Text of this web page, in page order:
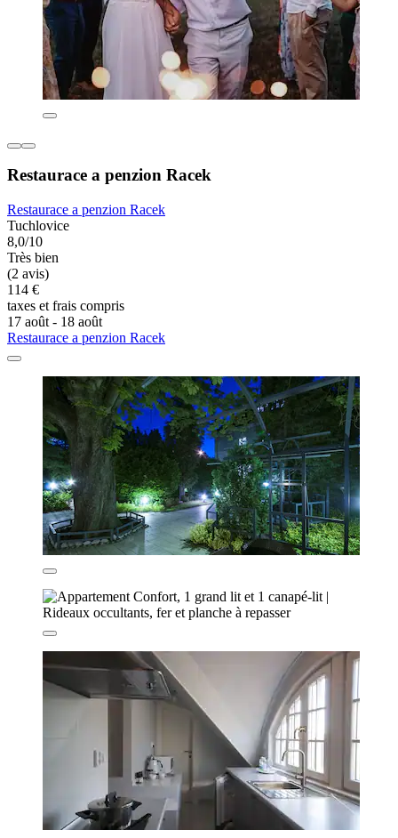
Restaurace a penzion Racek
Restaurace a penzion Racek
Tuchlovice
8,0/10
Très bien
(2 avis)
114 €
taxes et frais compris
17 août - 18 août
Restaurace a penzion Racek